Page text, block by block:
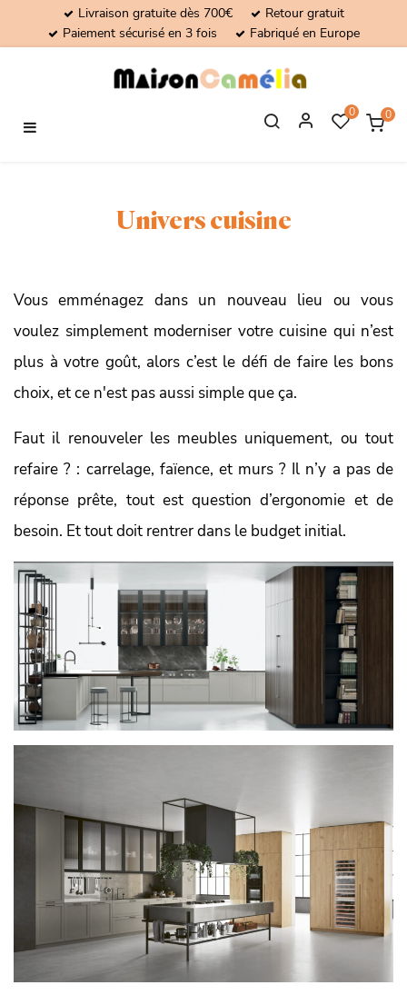
Livraison gratuite dès 700€
Retour gratuit
Paiement sécurisé en 3 fois
Fabriqué en Europe
Basculer
☰
0 0
Univers cuisine
Vous emménagez dans un nouveau lieu ou vous
voulez simplement moderniser votre cuisine qui n’est
plus à votre goût, alors c’est le défi de faire les bons
choix, et ce n'est pas aussi simple que ça.
Faut il renouveler les meubles uniquement, ou tout
refaire ? : carrelage, faïence, et murs ? Il n’y a pas de
réponse prête, tout est question d’ergonomie et de
besoin. Et tout doit rentrer dans le budget initial.